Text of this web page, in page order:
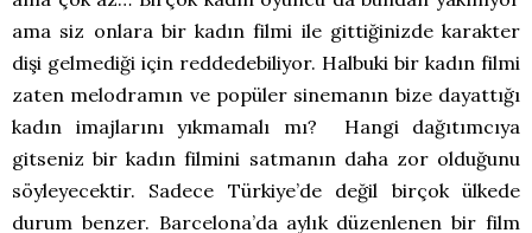
ama siz onlara bir kadın filmi ile gittiğinizde karakter
dişi gelmediği için reddedebiliyor. Halbuki bir kadın filmi
zaten melodramın ve popüler sinemanın bize dayattığı
kadın imajlarını yıkmamalı mı? Hangi dağıtımcıya
gitseniz bir kadın filmini satmanın daha zor olduğunu
söyleyecektir. Sadece Türkiye’de değil birçok ülkede
durum benzer. Barcelona’da aylık düzenlenen bir film